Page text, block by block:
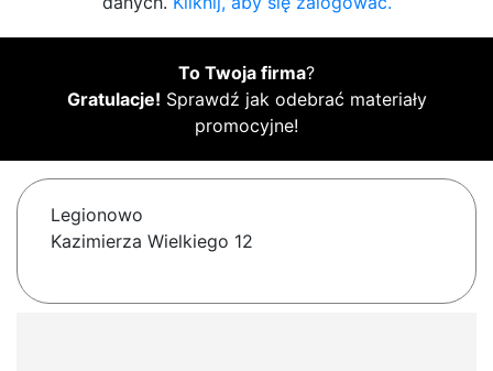
To Twoja firma?
Gratulacje! Sprawdź jak odebrać materiały
promocyjne!
Legionowo
Kazimierza Wielkiego 12